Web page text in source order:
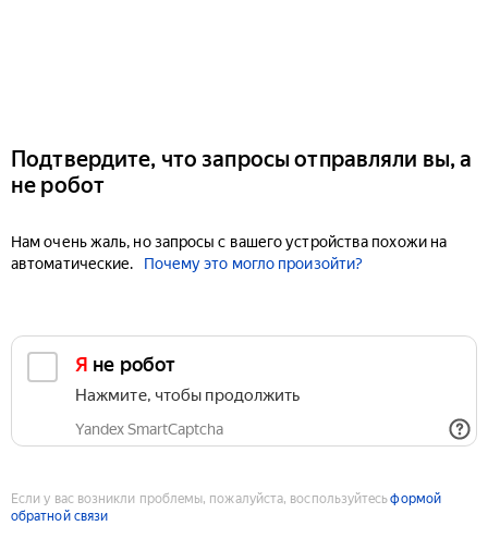
Подтвердите, что запросы отправляли вы, а
не робот
Нам очень жаль, но запросы с вашего устройства похожи на
автоматические.
Почему это могло произойти?
Я не робот
Нажмите, чтобы продолжить
Yandex SmartCaptcha
Если у вас возникли проблемы, пожалуйста, воспользуйтесьформой
обратной связи